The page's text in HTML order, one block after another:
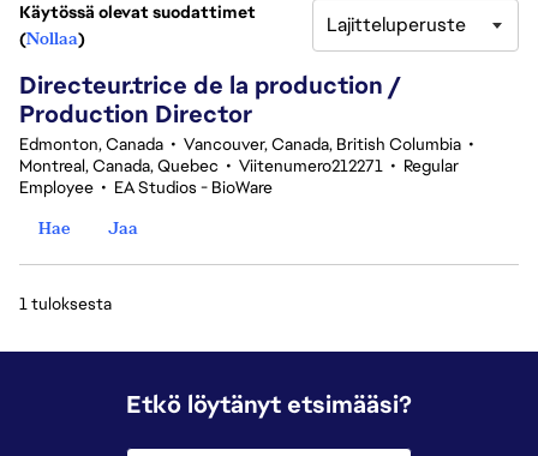
1 tuloksesta
Käytössä olevat suodattimet
(Nollaa)
Lajitteluperuste
Directeur.trice de la production /
Production Director
Edmonton, Canada • Vancouver, Canada, British Columbia •
Montreal, Canada, Quebec • Viitenumero212271 • Regular
Employee • EA Studios - BioWare
Hae
Jaa
1 tuloksesta
Etkö löytänyt etsimääsi?